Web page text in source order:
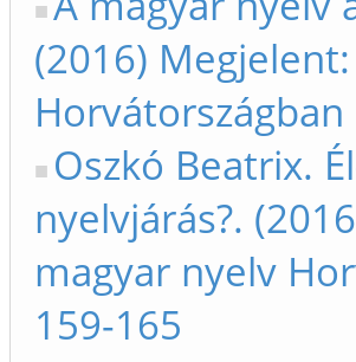
(2016)
Oszkó Beatrix.
nyelvjárás?.
magyar nyelv
159-165